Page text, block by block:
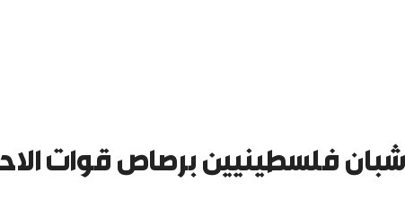
استشهاد 3 شبان فلسطينيين برصاص قوات